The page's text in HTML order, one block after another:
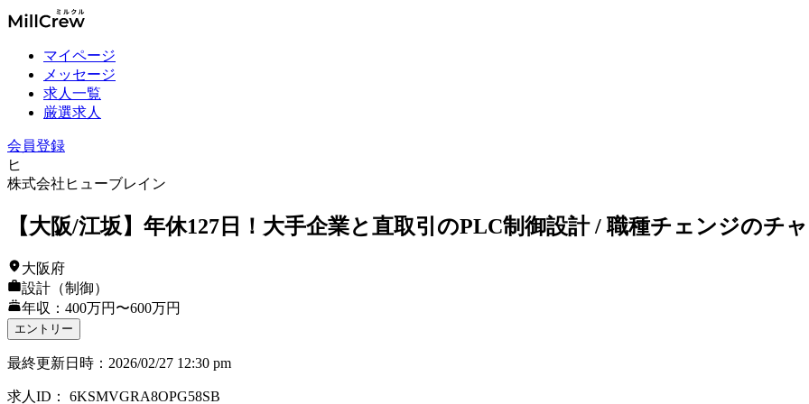
マイページ
メッセージ
求人一覧
厳選求人
会員登録
ヒ
株式会社ヒューブレイン
【大阪/江坂】年休127日！大手企業と直取引のPLC制御設計 / 職種チェンジのチ
大阪府
設計（制御）
年収：400万円〜600万円
エントリー
最終更新日時 ： 2026/02/27 12:30 pm
求人ID ： 6KSMVGRA8OPG58SB